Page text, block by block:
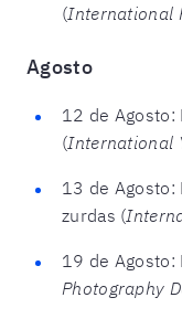
(International
Agosto
12 de Agosto:
(International
13 de Agosto:
zurdas (
19 de Agosto:
Photography